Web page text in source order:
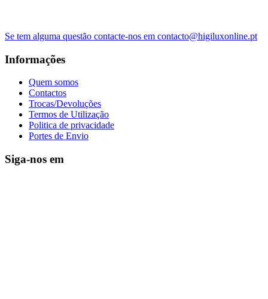
Se tem alguma questão contacte-nos em contacto@higiluxonline.pt
Informações
Quem somos
Contactos
Trocas/Devoluções
Termos de Utilização
Politica de privacidade
Portes de Envio
Siga-nos em